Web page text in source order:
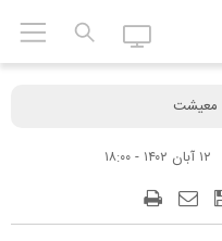
معیشت